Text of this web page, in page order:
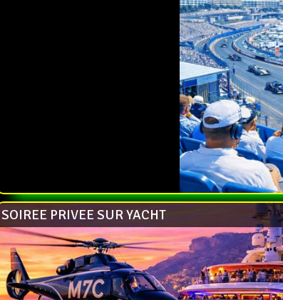
SOIREE PRIVEE SUR YACHT